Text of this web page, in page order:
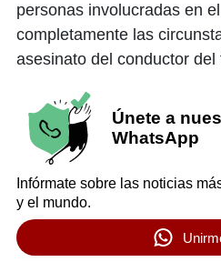
personas involucradas en
completamente las
asesinato del conductor
Únete a
WhatsApp
Infórmate sobre las noticias
y el mundo.